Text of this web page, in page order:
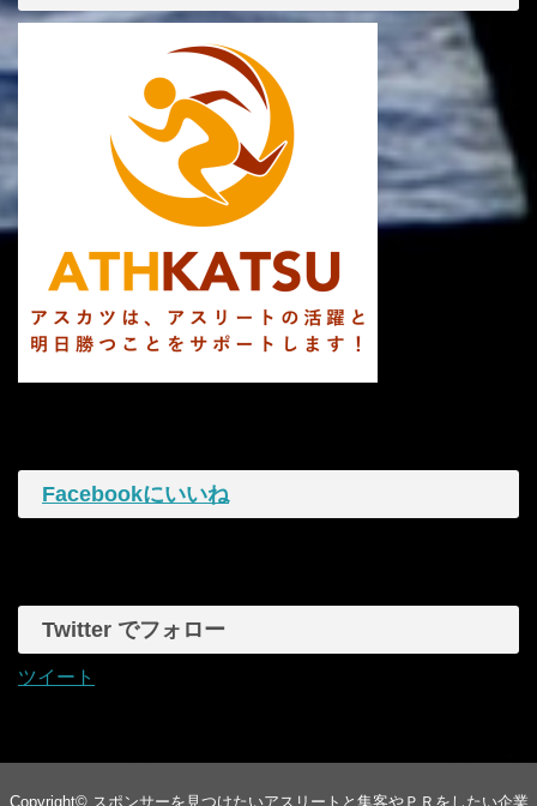
Facebookにいいね
Twitter でフォロー
ツイート
Copyright© スポンサーを見つけたいアスリートと集客やＰＲをしたい企業